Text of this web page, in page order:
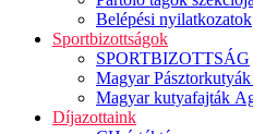
Belépési nyilatkozatok
Sportbizottságok
SPORTBIZOTTSÁG
Magyar
Magyar kutyafajták
Díjazottaink